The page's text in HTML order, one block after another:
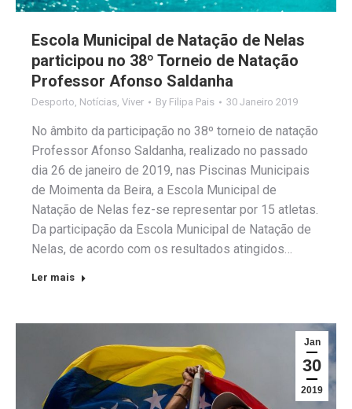
Escola Municipal de Natação de Nelas
participou no 38º Torneio de Natação
Professor Afonso Saldanha
Desporto, Notícias, Viver By Filipa Pais 30 Janeiro 2019
No âmbito da participação no 38º torneio de natação
Professor Afonso Saldanha, realizado no passado
dia 26 de janeiro de 2019, nas Piscinas Municipais
de Moimenta da Beira, a Escola Municipal de
Natação de Nelas fez-se representar por 15 atletas.
Da participação da Escola Municipal de Natação de
Nelas, de acordo com os resultados atingidos…
Ler mais
Jan
30
2019